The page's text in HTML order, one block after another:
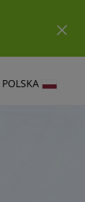
POLSKA